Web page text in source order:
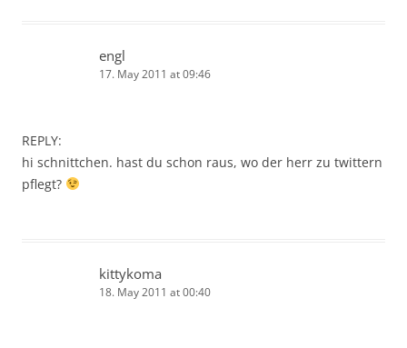
engl
17. May 2011 at 09:46
REPLY:
hi schnittchen. hast du schon raus, wo der herr zu twittern
pflegt?
kittykoma
18. May 2011 at 00:40